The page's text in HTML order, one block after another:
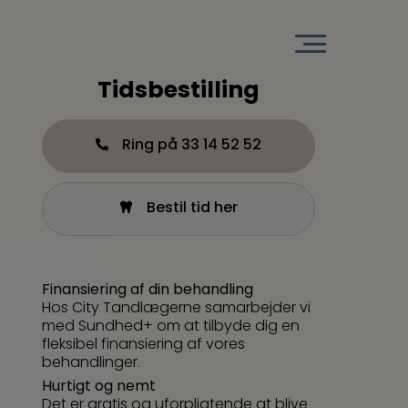
Tidsbestilling
Ring på 33 14 52 52
Bestil tid her
Finansiering af din behandling
Hos City Tandlægerne samarbejder vi
med Sundhed+ om at tilbyde dig en
fleksibel finansiering af vores
behandlinger.
Hurtigt og nemt